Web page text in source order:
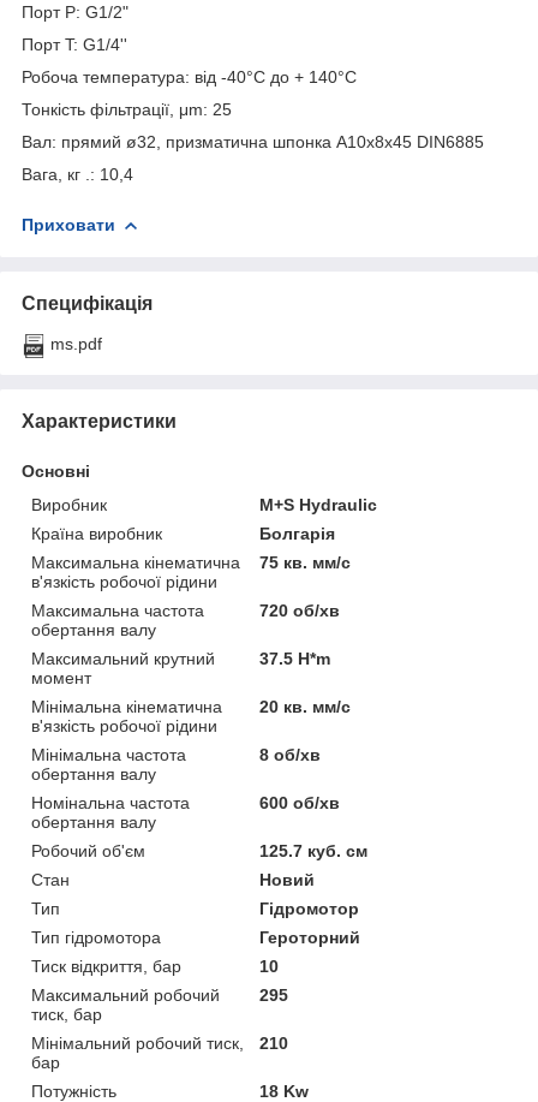
Порт P: G1/2"
Порт T: G1/4''
Робоча температура: від -40°С до + 140°С
Тонкість фільтрації, μm: 25
Вал: прямий ø32, призматична шпонка A10x8x45 DIN6885
Вага, кг .: 10,4
Приховати
Специфікація
ms.pdf
Характеристики
Основні
Виробник
M+S Hydraulic
Країна виробник
Болгарія
Максимальна кінематична
в'язкість робочої рідини
75 кв. мм/с
Максимальна частота
обертання валу
720 об/хв
Максимальний крутний
момент
37.5 H*m
Мінімальна кінематична
в'язкість робочої рідини
20 кв. мм/с
Мінімальна частота
обертання валу
8 об/хв
Номінальна частота
обертання валу
600 об/хв
Робочий об'єм
125.7 куб. см
Стан
Новий
Тип
Гідромотор
Тип гідромотора
Героторний
Тиск відкриття, бар
10
Максимальний робочий
тиск, бар
295
Мінімальний робочий тиск,
бар
210
Потужність
18 Kw